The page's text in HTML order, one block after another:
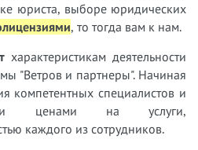
юриста, выборе юридических
, то тогда вам к нам.
характеристикам деятельности
"Ветров и партнеры". Начиная
компетентных специалистов и
ценами на услуги,
каждого из сотрудников.